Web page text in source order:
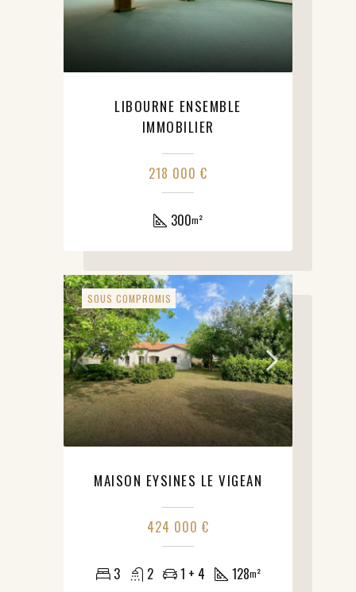
LIBOURNE ENSEMBLE
IMMOBILIER
218 000 €
300m²
SOUS COMPROMIS
MAISON EYSINES LE VIGEAN
424 000 €
3 2 1 + 4 128m²